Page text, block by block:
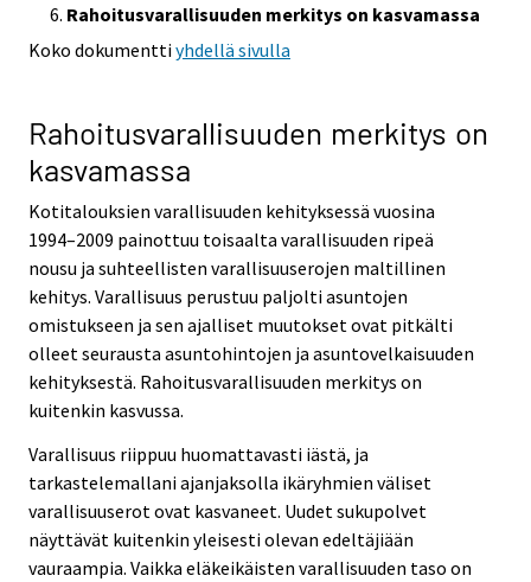
Rahoitusvarallisuuden merkitys on kasvamassa
Koko dokumenttiyhdellä sivulla
Rahoitusvarallisuuden merkitys on
kasvamassa
Kotitalouksien varallisuuden kehityksessä vuosina
1994–2009 painottuu toisaalta varallisuuden ripeä
nousu ja suhteellisten varallisuuserojen maltillinen
kehitys. Varallisuus perustuu paljolti asuntojen
omistukseen ja sen ajalliset muutokset ovat pitkälti
olleet seurausta asuntohintojen ja asuntovelkaisuuden
kehityksestä. Rahoitusvarallisuuden merkitys on
kuitenkin kasvussa.
Varallisuus riippuu huomattavasti iästä, ja
tarkastelemallani ajanjaksolla ikäryhmien väliset
varallisuuserot ovat kasvaneet. Uudet sukupolvet
näyttävät kuitenkin yleisesti olevan edeltäjiään
vauraampia. Vaikka eläkeikäisten varallisuuden taso on